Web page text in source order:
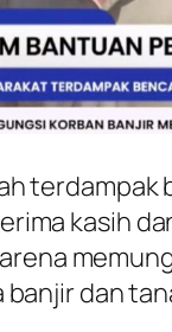
kasih
dan